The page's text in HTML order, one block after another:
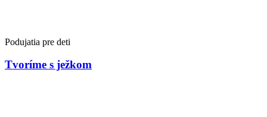
Podujatia pre deti
Tvoríme s ježkom